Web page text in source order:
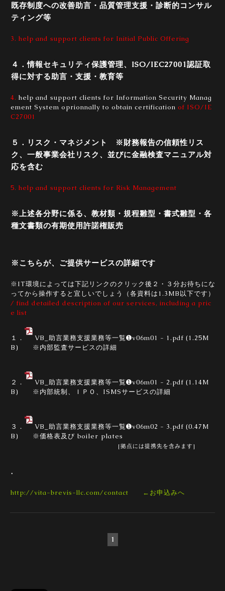
既存制度への改善助言・品質管理支援・診断的コンサル
ティング等
3. help and support clients for Initial Public Offering
４．情報セキュリティ保護管理、ISO/IEC27001認証取
得に対する助言・支援・教育等
4. help and support clients for Information Security Manag
ement System oprionnally to obtain certification of ISO/IE
C27001
５．リスク・マネジメント ※財務報告の信頼性リス
ク、一般事業会社リスク、並びに金融検査マニュアル対
応を含む
5. help and support clients for Risk Management
※上述各分野に係る、教材類・規程雛型・書式雛型・各
種文書類の有期使用許諾権販売
※こちらが、ご提供サービスの詳細です
※IT環境によっては下記リンクのクリック後２・３分お待ちにな
ってから操作すると宜しいでしょう（各資料は1.3MB以下です）
/ find detailed description of our services, including a pric
e list
１． VB_助言業務支援業務等一覧➊v06m01 - 1.pdf (1.25M
B) ※内部監査サービスの詳細
２． VB_助言業務支援業務等一覧➊v06m01 - 2.pdf (1.14M
B) ※内部統制、ＩＰＯ、 ISMSサービスの詳細
３． VB_助言業務支援業務等一覧➊v06m02 - 3.pdf (0.47M
B)
※価格表及び boiler plates
[拠点には提携先を含みます]
.
http://vita-brevis-llc.com/contact ←お申込みへ
1